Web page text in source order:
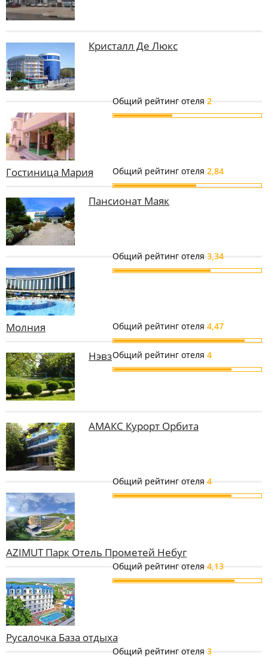
Кристалл Де Люкс
Общий рейтинг отеля 2
Гостиница Мария Общий рейтинг отеля 2,84
Пансионат Маяк
Общий рейтинг отеля 3,34
Молния Общий рейтинг отеля 4,47
НэвзОбщий рейтинг отеля 4
АМАКС Курорт Орбита
Общий рейтинг отеля 4
AZIMUT Парк Отель Прометей Небуг
Общий рейтинг отеля 4,13
Русалочка База отдыха
Общий рейтинг отеля 3